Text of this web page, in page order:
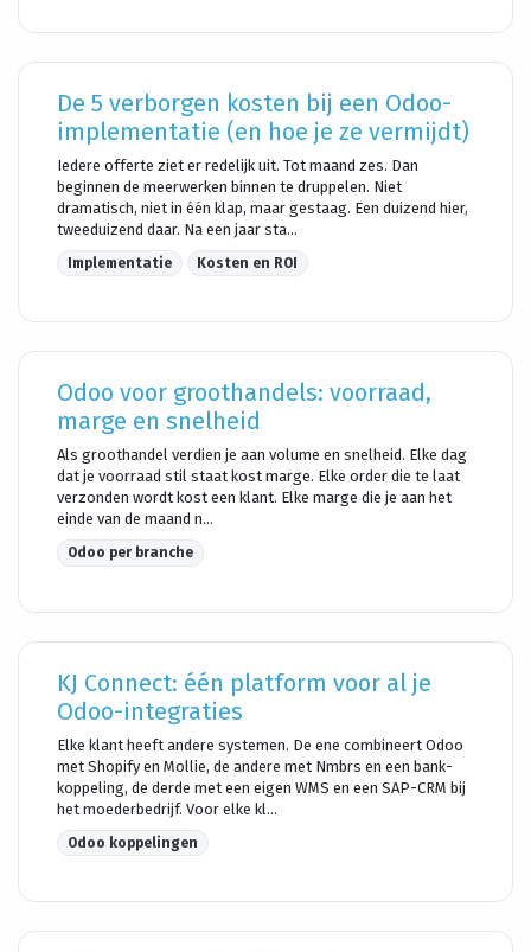
De 5 verborgen kosten bij een Odoo-
implementatie (en hoe je ze vermijdt)
Iedere offerte ziet er redelijk uit. Tot maand zes. Dan
beginnen de meerwerken binnen te druppelen. Niet
dramatisch, niet in één klap, maar gestaag. Een duizend hier,
tweeduizend daar. Na een jaar sta...
Implementatie Kosten en ROI
Odoo voor groothandels: voorraad,
marge en snelheid
Als groothandel verdien je aan volume en snelheid. Elke dag
dat je voorraad stil staat kost marge. Elke order die te laat
verzonden wordt kost een klant. Elke marge die je aan het
einde van de maand n...
Odoo per branche
KJ Connect: één platform voor al je
Odoo-integraties
Elke klant heeft andere systemen. De ene combineert Odoo
met Shopify en Mollie, de andere met Nmbrs en een bank-
koppeling, de derde met een eigen WMS en een SAP-CRM bij
het moederbedrijf. Voor elke kl...
Odoo koppelingen